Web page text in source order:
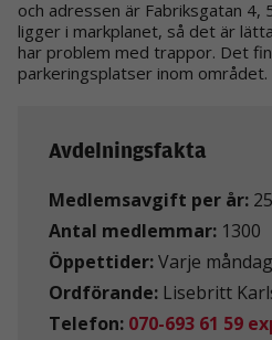
och adressen är Fabriksgatan 4,
ligger i markplanet, så det är
har problem med trappor. Det
parkeringsplatser inom området.
Avdelningsfakta
Medlemsavgift per år:
Antal medlemmar: 1300
Öppettider:Varje
Ordförande: Lisebritt
Telefon: 070-693 61 59